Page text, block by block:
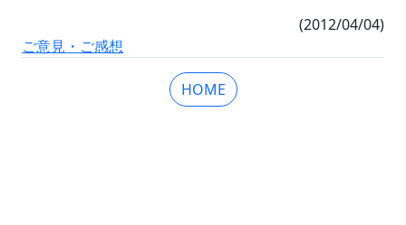
(2012/04/04)
ご意見・ご感想
HOME